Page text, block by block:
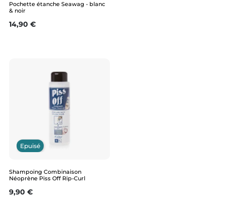
Pochette étanche Seawag - blanc
& noir
Prix
14,90 €
Epuisé
Shampoing Combinaison
Néoprène Piss Off Rip-Curl
Prix
9,90 €